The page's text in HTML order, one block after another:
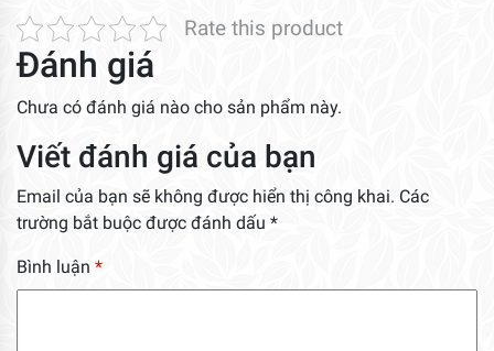
Rate this product
Đánh giá
Chưa có đánh giá nào cho sản phẩm này.
Viết đánh giá của bạn
Email của bạn sẽ không được hiển thị công khai. Các
trường bắt buộc được đánh dấu *
Bình luận *